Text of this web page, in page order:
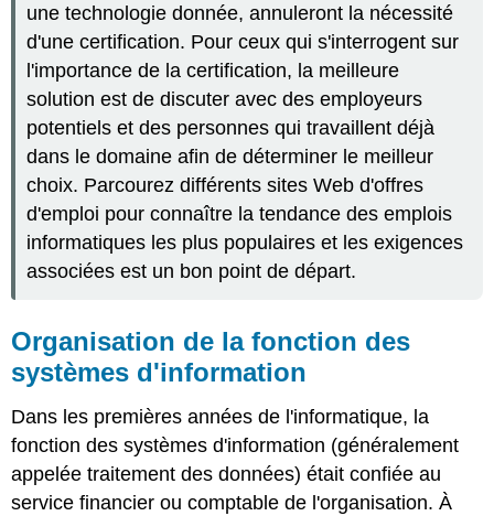
une technologie donnée, annuleront la nécessité
d'une certification. Pour ceux qui s'interrogent sur
l'importance de la certification, la meilleure
solution est de discuter avec des employeurs
potentiels et des personnes qui travaillent déjà
dans le domaine afin de déterminer le meilleur
choix. Parcourez différents sites Web d'offres
d'emploi pour connaître la tendance des emplois
informatiques les plus populaires et les exigences
associées est un bon point de départ.
Organisation de la fonction des
systèmes d'information
Dans les premières années de l'informatique, la
fonction des systèmes d'information (généralement
appelée traitement des données) était confiée au
service financier ou comptable de l'organisation. À